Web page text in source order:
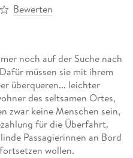
Bewerten
noch auf der Suche nach
müssen sie mit ihrem
überqueren... leichter
des seltsamen Ortes,
zwar keine Menschen sein,
für die Überfahrt.
Passagierinnen an Bord
wollen.